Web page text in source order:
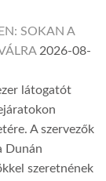
SOKAN A
2026-08-
látogatót
A szervezők
Dunán
szeretnének